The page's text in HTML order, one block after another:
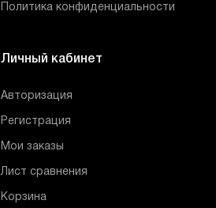
Политика конфиденциальности
Личный кабинет
Авторизация
Регистрация
Мои заказы
Лист сравнения
Корзина